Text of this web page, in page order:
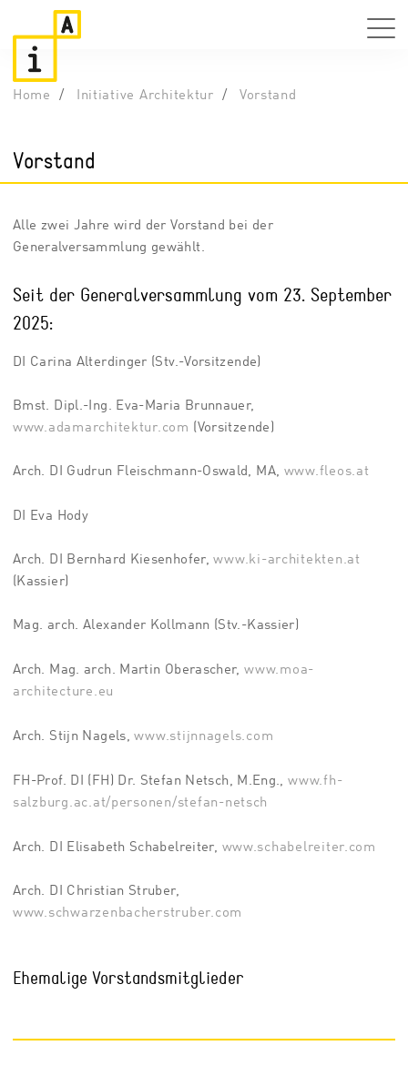
Home Initiative Architektur Vorstand
Vorstand
Alle zwei Jahre wird der Vorstand bei der
Generalversammlung gewählt.
Seit der Generalversammlung vom 23. September
2025:
DI Carina Alterdinger (Stv.-Vorsitzende)
Bmst. Dipl.-Ing. Eva-Maria Brunnauer,
www.adamarchitektur.com
(Vorsitzende)
Arch. DI Gudrun Fleischmann-Oswald, MA, www.fleos.at
DI Eva Hody
Arch. DI Bernhard Kiesenhofer,www.ki-architekten.at
(Kassier)
Mag. arch. Alexander Kollmann (Stv.-Kassier)
Arch. Mag. arch. Martin Oberascher,www.moa-
architecture.eu
Arch. Stijn Nagels,www.stijnnagels.com
FH-Prof. DI (FH) Dr. Stefan Netsch , M.Eng.,www.fh-
salzburg.ac.at/personen/stefan-netsch
Arch. DI Elisabeth Schabelreiter, www.schabelreiter.com
Arch. DI Christian Struber,
www.schwarzenbacherstruber.com
Ehemalige Vorstandsmitglieder